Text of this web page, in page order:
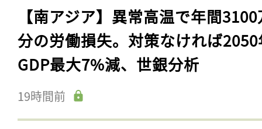
【南アジア】異常高温で年間
分の労働損失。対策なければ
GDP最大7%減、世銀分析
19時間前